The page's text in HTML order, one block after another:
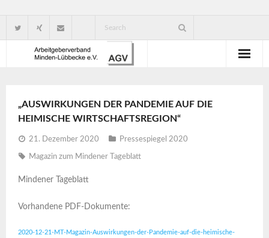
Verbandsorganisation
Ansprechpartner
„AUSWIRKUNGEN DER PANDEMIE AUF DIE
HEIMISCHE WIRTSCHAFTSREGION“
21. Dezember 2020 Pressespiegel 2020
Magazin zum Mindener Tageblatt
Mindener Tageblatt
Vorhandene PDF-Dokumente:
2020-12-21-MT-Magazin-Auswirkungen-der-Pandemie-auf-die-heimische-